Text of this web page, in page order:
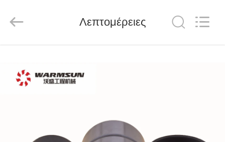
ΠΡΟΪΌΝΤΑ
ΕΜΕΊΣ
Co.,
Reserved.
Λεπτομέρειες